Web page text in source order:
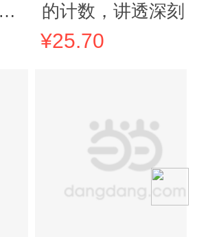
的计数，讲透深刻
生命哲学）
¥25.70